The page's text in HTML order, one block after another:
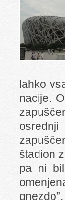
lahko
nacije.
štadion
pa ni